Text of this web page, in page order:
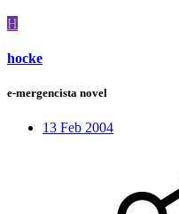
H
hocke
e-mergencista novel
13 Feb 2004